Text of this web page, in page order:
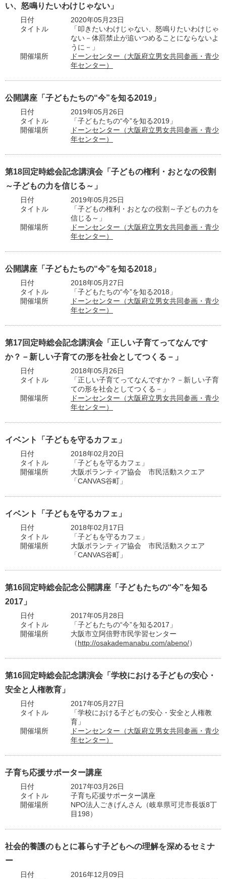
い、怒鳴りたいわけじゃない」
日付
2020年05月23日
タイトル
「叩きたいわけじゃない、怒鳴りたいわけじゃ
ない－体罰禁止が追いつめることにならないよ
うに－」
開催場所
ドーンセンター（大阪府立男女共同参画・青少
年センター）
公開講座「子どもたちの“今”を知る2019」
日付
2019年05月26日
タイトル
「子どもたちの“今”を知る2019」
開催場所
ドーンセンター（大阪府立男女共同参画・青少
年センター）
第18回定時総会記念講演会「子どもの権利・おとなの役割
～子どもの力を信じる～」
日付
2019年05月25日
タイトル
「子どもの権利・おとなの役割～子どもの力を
信じる～」
開催場所
ドーンセンター（大阪府立男女共同参画・青少
年センター）
公開講座「子どもたちの“今”を知る2018」
日付
2018年05月27日
タイトル
「子どもたちの“今”を知る2018」
開催場所
ドーンセンター（大阪府立男女共同参画・青少
年センター）
第17回定時総会記念講演会「正しい子育てってなんです
か？－新しい子育ての形を社会としてつくる－」
日付
2018年05月26日
タイトル
「正しい子育てってなんですか？－新しい子育
ての形を社会としてつくる－」
開催場所
ドーンセンター（大阪府立男女共同参画・青少
年センター）
イベント「子どもを守るカフェ」
日付
2018年02月20日
タイトル
「子どもを守るカフェ」
開催場所
大阪ボランティア協会 市民活動スクエア
「CANVAS谷町」
イベント「子どもを守るカフェ」
日付
2018年02月17日
タイトル
「子どもを守るカフェ」
開催場所
大阪ボランティア協会 市民活動スクエア
「CANVAS谷町」
第16回定時総会記念公開講座「子どもたちの“今”を知る
2017」
日付
2017年05月28日
タイトル
「子どもたちの“今”を知る2017」
開催場所
大阪市立阿倍野市民学習センター
（http://osakademanabu.com/abeno/）
第16回定時総会記念講演会「学校における子どもの安心・
安全と人権教育」
日付
2017年05月27日
タイトル
「学校における子どもの安心・安全と人権教
育」
開催場所
ドーンセンター（大阪府立男女共同参画・青少
年センター）
子育ち応援サポーター講座
日付
2017年03月26日
タイトル
子育ち応援サポーター講座
開催場所
NPO法人ごきげんさん（岐阜県可児市長坂8丁
目198）
社会的養護のもとに暮らす子どもへの理解を深めるセミナ
ー
日付
2016年12月09日